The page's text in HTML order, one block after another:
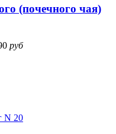
(почечного чая)
руб